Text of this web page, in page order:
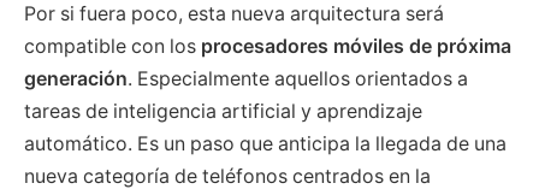
Por si fuera poco, esta nueva arquitectura será
compatible con los procesadores móviles de próxima
generación. Especialmente aquellos orientados a
tareas de inteligencia artificial y aprendizaje
automático. Es un paso que anticipa la llegada de una
nueva categoría de teléfonos centrados en la